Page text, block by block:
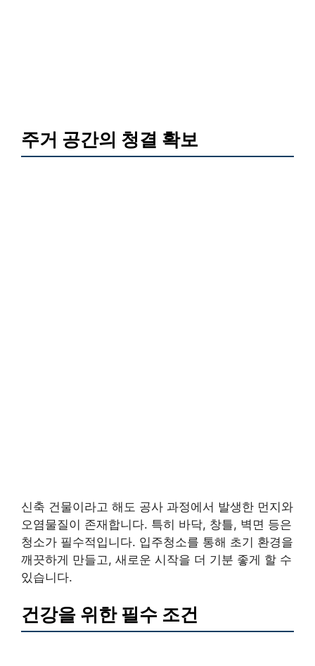
주거 공간의 청결 확보
신축 건물이라고 해도 공사 과정에서 발생한 먼지와
오염물질이 존재합니다. 특히 바닥, 창틀, 벽면 등은
청소가 필수적입니다. 입주청소를 통해 초기 환경을
깨끗하게 만들고, 새로운 시작을 더 기분 좋게 할 수
있습니다.
건강을 위한 필수 조건